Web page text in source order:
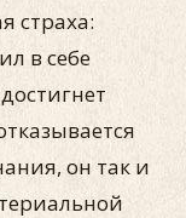
страха:
в себе
он так и